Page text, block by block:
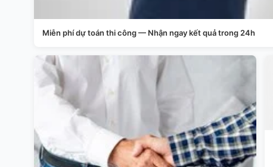
Miễn phí dự toán thi công — Nhận ngay kết quả trong 24h